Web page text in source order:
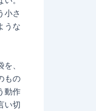
小さ
うな
、
もの
動作
い切